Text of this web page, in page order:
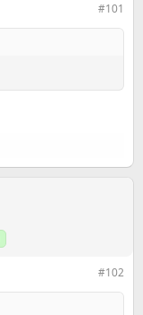
#101
#102